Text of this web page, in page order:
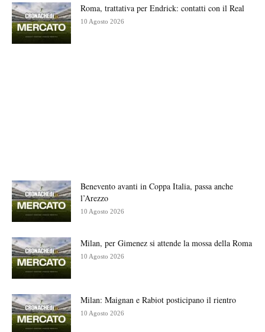
Roma, trattativa per Endrick: contatti con il Real
10 Agosto 2026
Benevento avanti in Coppa Italia, passa anche
l’Arezzo
10 Agosto 2026
Milan, per Gimenez si attende la mossa della Roma
10 Agosto 2026
Milan: Maignan e Rabiot posticipano il rientro
10 Agosto 2026